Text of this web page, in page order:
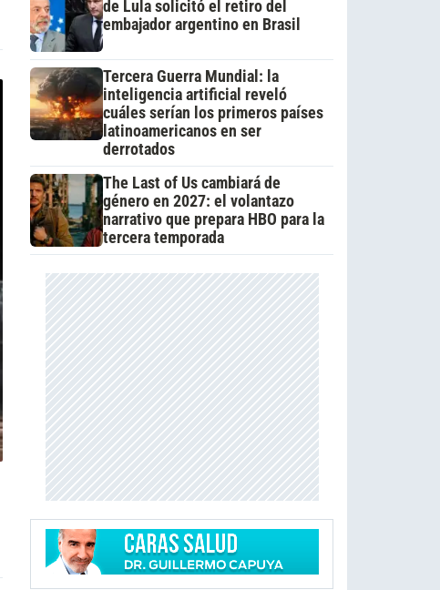
de Lula solicitó el retiro del
embajador argentino en Brasil
Tercera Guerra Mundial: la
inteligencia artificial reveló
cuáles serían los primeros países
latinoamericanos en ser
derrotados
The Last of Us cambiará de
género en 2027: el volantazo
narrativo que prepara HBO para la
tercera temporada